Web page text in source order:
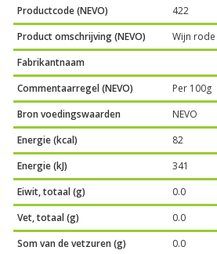
Productcode (NEVO)
422
Product omschrijving (NEVO)
Wijn rode
Fabrikantnaam
Commentaarregel (NEVO)
Per 100g
Bron voedingswaarden
NEVO
Energie (kcal)
82
Energie (kJ)
341
Eiwit, totaal (g)
0.0
Vet, totaal (g)
0.0
Som van de vetzuren (g)
0.0